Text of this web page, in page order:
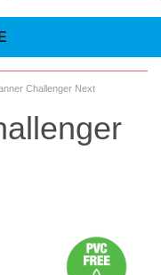
Challenger Next